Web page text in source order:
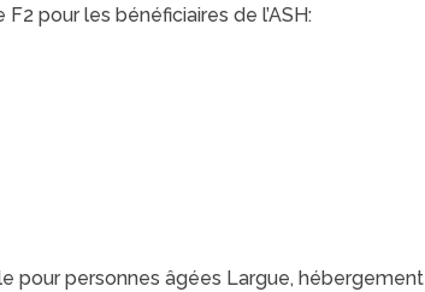
pour les bénéficiaires de l’ASH:
pour personnes âgées Largue, hébergement